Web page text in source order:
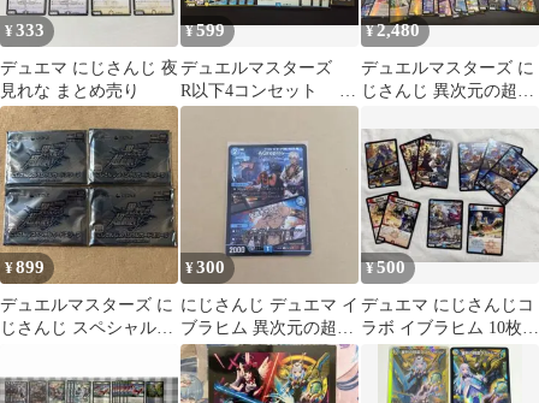
¥333
デュエマ にじさんじ 夜
見れな まとめ売り
¥599
デュエルマスターズ
R以下4コンセット に
じさんじ リゼ・ヘル
エスタ（DM24EX4）
【合計24枚】
¥2,480
デュエルマスターズ に
じさんじ 異次元の超獣
ドスリーブ付き
¥899
デュエルマスターズ に
じさんじ スペシャルカ
¥300
にじさんじ デュエマ イ
ブラヒム 異次元の超獣
使い
¥500
デュエマ にじさんじコ
ラボ イブラヒム 10枚セ
ット